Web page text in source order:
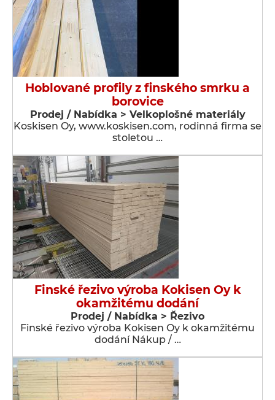
Hoblované profily z finského smrku a
borovice
Prodej / Nabídka > Velkoplošné materiály
Koskisen Oy, www.koskisen.com, rodinná firma se
stoletou …
Finské řezivo výroba Kokisen Oy k
okamžitému dodání
Prodej / Nabídka > Řezivo
Finské řezivo výroba Kokisen Oy k okamžitému
dodání Nákup / …